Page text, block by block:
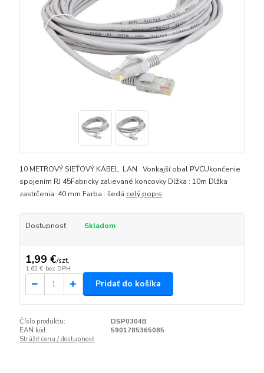
10 METROVÝ SIEŤOVÝ KÁBEL LAN Vonkajší obal PVCUkončenie
spojením RJ 45Fabricky zalievané koncovky Dlžka : 10m Dlžka
zastrčenia: 40 mm Farba : šedá celý popis
Dostupnosť Skladom
1,99 €/szt.
1,62 € bez DPH
Pridať do košíka
Číslo produktu:
DSP0304B
EAN kód:
5901785365085
Strážiť cenu / dostupnosť